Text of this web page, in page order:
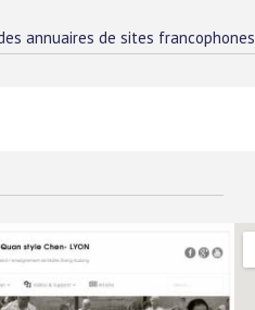
annuaires de sites francophones